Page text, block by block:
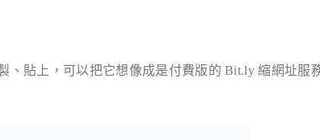
、貼上，可以把它想像成是付費版的 Bit.ly 縮網址服